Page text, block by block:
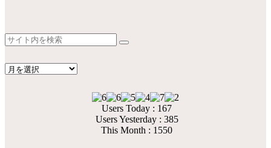
Users Today : 167
Users Yesterday : 385
This Month : 1550